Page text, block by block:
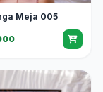
Meja 005